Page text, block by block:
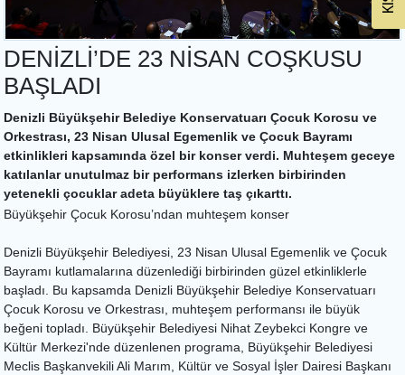
DENİZLİ’DE 23 NİSAN COŞKUSU
BAŞLADI
Denizli Büyükşehir Belediye Konservatuarı Çocuk Korosu ve
Orkestrası, 23 Nisan Ulusal Egemenlik ve Çocuk Bayramı
etkinlikleri kapsamında özel bir konser verdi. Muhteşem geceye
katılanlar unutulmaz bir performans izlerken birbirinden
yetenekli çocuklar adeta büyüklere taş çıkarttı.
Büyükşehir Çocuk Korosu’ndan muhteşem konser
Denizli Büyükşehir Belediyesi, 23 Nisan Ulusal Egemenlik ve Çocuk
Bayramı kutlamalarına düzenlediği birbirinden güzel etkinliklerle
başladı. Bu kapsamda Denizli Büyükşehir Belediye Konservatuarı
Çocuk Korosu ve Orkestrası, muhteşem performansı ile büyük
beğeni topladı. Büyükşehir Belediyesi Nihat Zeybekci Kongre ve
Kültür Merkezi'nde düzenlenen programa, Büyükşehir Belediyesi
Meclis Başkanvekili Ali Marım, Kültür ve Sosyal İşler Dairesi Başkanı